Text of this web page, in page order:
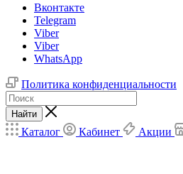
Вконтакте
Telegram
Viber
Viber
WhatsApp
Политика конфиденциальности
Найти
Каталог Кабинет Акции